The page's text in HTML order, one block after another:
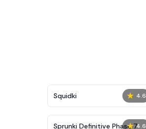
★ 4.6
Squidki
★ 4.6
Sprunki Definitive Phase 7